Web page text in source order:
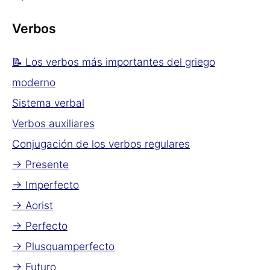
Verbos
📝 Los verbos más importantes del griego
moderno
Sistema verbal
Verbos auxiliares
Conjugación de los verbos regulares
→ Presente
→ Imperfecto
→ Aorist
→ Perfecto
→ Plusquamperfecto
→ Futuro